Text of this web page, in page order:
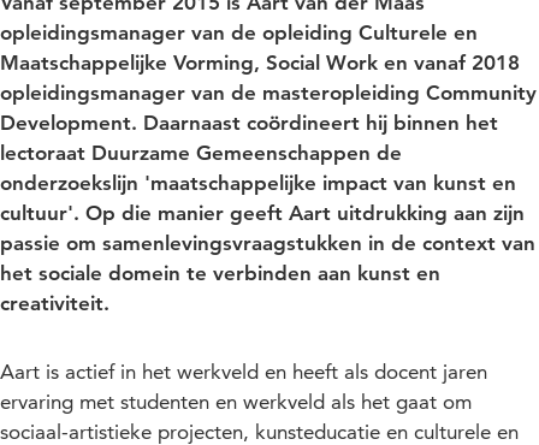
opleidingsmanager van de opleiding Culturele en
Maatschappelijke Vorming, Social Work en vanaf 2018
opleidingsmanager van de masteropleiding Community
Development. Daarnaast coördineert hij binnen het
lectoraat Duurzame Gemeenschappen de
onderzoekslijn 'maatschappelijke impact van kunst en
cultuur'. Op die manier geeft Aart uitdrukking aan zijn
passie om samenlevingsvraagstukken in de context van
het sociale domein te verbinden aan kunst en
creativiteit.
Aart is actief in het werkveld en heeft als docent jaren
ervaring met studenten en werkveld als het gaat om
sociaal-artistieke projecten, kunsteducatie en culturele en